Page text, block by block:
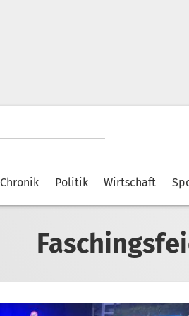
Chronik Politik Wirtschaft